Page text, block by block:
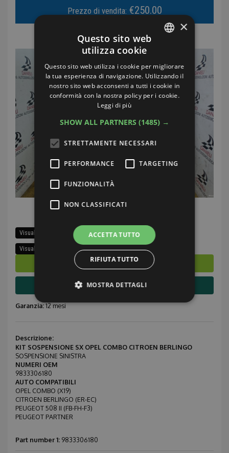
Prezzo di vendita: €250.00
Costi di spedizione:€20.00
Visualizza tutti i ricambi di questa auto
Visualizza ricambi stesso modello
Ordina subito
Info compatibilità
Garanzia:12 mesi
Descrizione:
KIT SOSPENSIONE SX OPEL COMBO CITROEN BERLINGO
SOSPENSIONE SINISTRA
NUMERI OEM
9833306180
AUTO COMPATIBILI
OPEL COMBO (X19)
CITROEN BERLINGO (ER-EC)
PEUGEOT 508 II (FB-FH-F3)
PEUGEOT PARTNER
Part number 1: 9833306180
ENGLISH
GERMAN
×
Questo sito web
utilizza cookie
Questo sito web utilizza i cookie per migliorare
la tua esperienza di navigazione. Utilizzando il
nostro sito web acconsenti a tutti i cookie in
conformità con la nostra policy per i cookie.
Leggi di più
SHOW ALL PARTNERS (1485) →
STRETTAMENTE NECESSARI
PERFORMANCE TARGETING
FUNZIONALITÀ
NON CLASSIFICATI
ACCETTA TUTTO
RIFIUTA TUTTO
MOSTRA DETTAGLI
Non classificati
I cookie strettamente necessari consentono le
funzionalità principali del sito web come
l'accesso dell'utente e la gestione dell'account. Il
sito web non può essere utilizzato correttamente
senza i cookie strettamente necessari.
CookieScriptConsent